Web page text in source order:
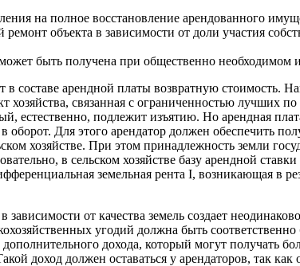
на полное восстановление арендованного
ремонт объекта в зависимости от доли участия
быть получена при общественно необходимом
в составе арендной платы возвратную стоимость.
хозяйства, связанная с ограниченностью лучших
естественно, подлежит изъятию. Но арендная
оборот. Для этого арендатор должен обеспечить
хозяйстве. При этом принадлежность земли
в сельском хозяйстве базу арендной
земельная рента I, возникающая в
зависимости от качества земель создает
угодий должна быть
дохода, который могут получать
доход должен оставаться у арендаторов, так